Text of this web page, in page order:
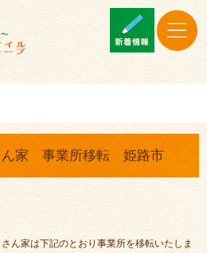
ん家 事業所移転 姫路市
ん家は下記のとおり事業所を移転いたしま